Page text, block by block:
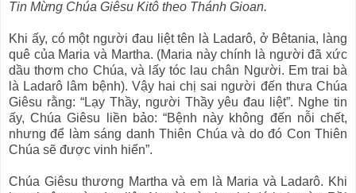
Tin Mừng Chúa Giêsu Kitô theo Thánh Gioan.
Khi ấy, có một người đau liệt tên là Ladarô, ở Bêtania, làng
quê của Maria và Martha. (Maria này chính là người đã xức
dầu thơm cho Chúa, và lấy tóc lau chân Người. Em trai bà
là Ladarô lâm bệnh). Vậy hai chị sai người đến thưa Chúa
Giêsu rằng: “Lạy Thầy, người Thầy yêu đau liệt”. Nghe tin
ấy, Chúa Giêsu liền bảo: “Bệnh này không đến nỗi chết,
nhưng để làm sáng danh Thiên Chúa và do đó Con Thiên
Chúa sẽ được vinh hiển”.
Chúa Giêsu thương Martha và em là Maria và Ladarô. Khi